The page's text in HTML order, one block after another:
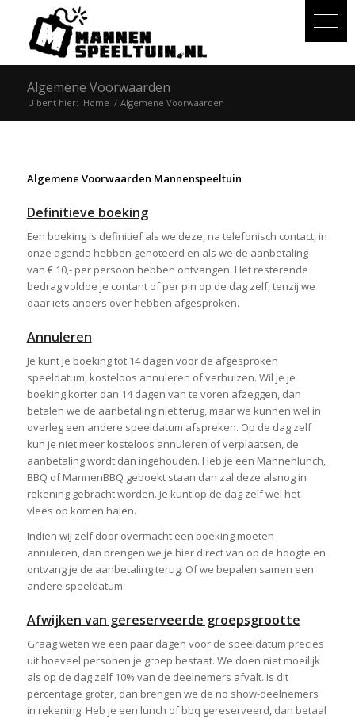
Algemene Voorwaarden
U bent hier: Home / Algemene Voorwaarden
Algemene Voorwaarden Mannenspeeltuin
Definitieve boeking
Een boeking is definitief als we deze, na telefonisch contact, in
onze agenda hebben genoteerd en als we de aanbetaling
van € 10,- per persoon hebben ontvangen. Het resterende
bedrag voldoe je contant of per pin op de dag zelf, tenzij we
daar iets anders over hebben afgesproken.
Annuleren
Je kunt je boeking tot 14 dagen voor de afgesproken
speeldatum, kosteloos annuleren of verhuizen. Wil je je
boeking korter dan 14 dagen van te voren afzeggen, dan
betalen we de aanbetaling niet terug, maar we kunnen wel in
overleg een andere speeldatum afspreken. Op de dag zelf
kun je niet meer kosteloos annuleren of verplaatsen, de
aanbetaling wordt dan ingehouden. Heb je een Mannenlunch,
BBQ of MannenBBQ geboekt staan dan zal deze alsnog in
rekening gebracht worden. Je kunt op de dag zelf wel het
vlees op komen halen.
Indien wij zelf door overmacht een boeking moeten
annuleren, dan brengen we je hier direct van op de hoogte en
ontvang je de aanbetaling terug. Of we bepalen samen een
andere speeldatum.
Afwijken van gereserveerde groepsgrootte
Graag weten we een paar dagen voor de speeldatum precies
uit hoeveel personen je groep bestaat. We doen niet moeilijk
als op de dag zelf 10% van de deelnemers afvalt. Is dit
percentage groter, dan brengen we de no show-deelnemers
in rekening. Heb je een lunch of bbq gereserveerd, dan betaal